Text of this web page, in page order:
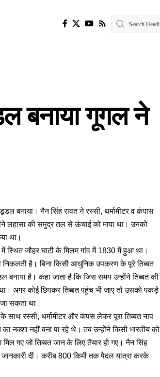
बनाया गूगल ने
बनाया। नैन सिंह रावत ने रस्सी, थर्मामीटर व कंपास
लहासा की समुद्र तल से ऊंचाई को मापा था। उनको
था।
में स्थित जौहर घाटी के मिलम गांव में 1830 में हुआ था।
निकलती है। बिना किसी आधुनिक उपकरण के पूरे तिब्बत
है। कहा जाता है कि जिस समय उन्होंने तिब्बत की
अगर कोई छिपकर तिब्बत पहुंच भी जाए तो उसको पकड़े
सकता था।
साथ रस्सी, थर्मामीटर और कंपस लेकर पूरा तिब्बत नाप
नक्शा नहीं बना पा रहे थे। तब उन्होंने किसी भारतीय को
गए जो तिब्बत जान के लिए तैयार हो गए। नैन सिंह
दी। करीब 800 किमी तक पैदल यात्रा करके